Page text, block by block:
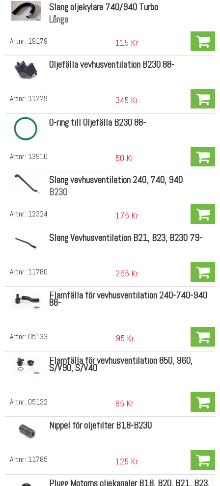
Artnr: 19179
Slang oljekylare 740/940 Turbo
Långa
115 Kr
Artnr: 11779
Oljefälla vevhusventilation B230 88-
345 Kr
Artnr: 13910
O-ring till Oljefälla B230 88-
50 Kr
Artnr: 12324
Slang vevhusventilation 240, 740, 940
B230
175 Kr
Artnr: 11780
Slang Vevhusventilation B21, B23, B230 79-
265 Kr
Artnr: 05133
Flamfälla för vevhusventilation 240-740-940
88-
95 Kr
Artnr: 05132
Flamfälla för vevhusventilation 850, 960,
S/V90, S/V40
85 Kr
Artnr: 11785
Nippel för oljefilter B18-B230
125 Kr
Plugg Motorns oljekanaler B18, B20, B21, B23,